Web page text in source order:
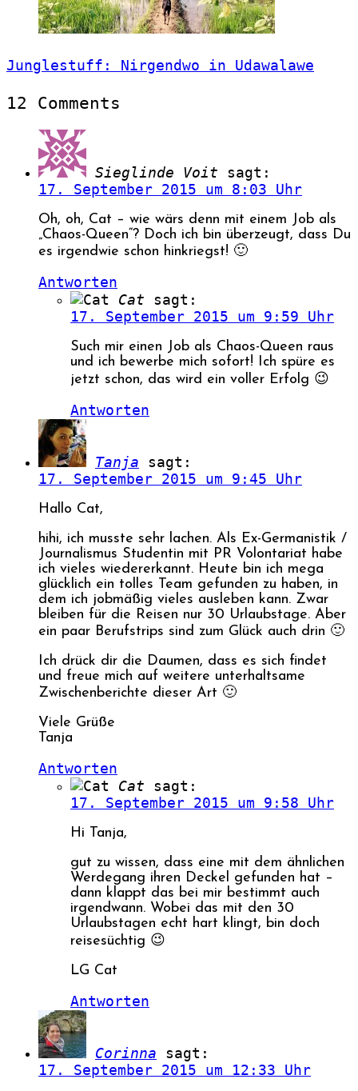
Junglestuff: Nirgendwo in Udawalawe
12 Comments
Sieglinde Voit
sagt:
17. September 2015 um 8:03 Uhr
Oh, oh, Cat – wie wärs denn mit einem Job als
„Chaos-Queen“? Doch ich bin überzeugt, dass Du
es irgendwie schon hinkriegst! 🙂
Antworten
Cat
sagt:
17. September 2015 um 9:59 Uhr
Such mir einen Job als Chaos-Queen raus
und ich bewerbe mich sofort! Ich spüre es
jetzt schon, das wird ein voller Erfolg 😉
Antworten
Tanja
sagt:
17. September 2015 um 9:45 Uhr
Hallo Cat,
hihi, ich musste sehr lachen. Als Ex-Germanistik /
Journalismus Studentin mit PR Volontariat habe
ich vieles wiedererkannt. Heute bin ich mega
glücklich ein tolles Team gefunden zu haben, in
dem ich jobmäßig vieles ausleben kann. Zwar
bleiben für die Reisen nur 30 Urlaubstage. Aber
ein paar Berufstrips sind zum Glück auch drin 🙂
Ich drück dir die Daumen, dass es sich findet
und freue mich auf weitere unterhaltsame
Zwischenberichte dieser Art 🙂
Viele Grüße
Tanja
Antworten
Cat
sagt:
17. September 2015 um 9:58 Uhr
Hi Tanja,
gut zu wissen, dass eine mit dem ähnlichen
Werdegang ihren Deckel gefunden hat –
dann klappt das bei mir bestimmt auch
irgendwann. Wobei das mit den 30
Urlaubstagen echt hart klingt, bin doch
reisesüchtig 😉
LG Cat
Antworten
Corinna
sagt:
17. September 2015 um 12:33 Uhr